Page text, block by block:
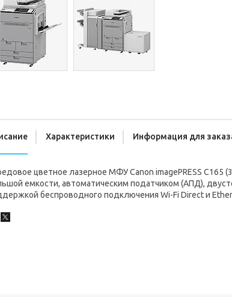
Характеристики Информация для
цветное лазерное МФУ Canon imagePRESS
емкости, автоматическим податчиком (АПД),
беспроводного подключения Wi-Fi Direct и